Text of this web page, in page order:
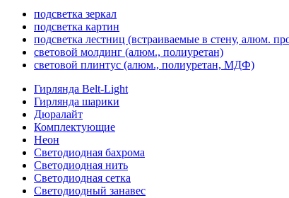
подсветка зеркал
подсветка картин
подсветка лестниц (встраиваемые в стену, алюм.
световой молдинг (алюм., полиуретан)
световой плинтус (алюм., полиуретан, МДФ)
Гирлянда Belt-Light
Гирлянда шарики
Дюралайт
Комплектующие
Неон
Светодиодная бахрома
Светодиодная нить
Светодиодная сетка
Светодиодный занавес